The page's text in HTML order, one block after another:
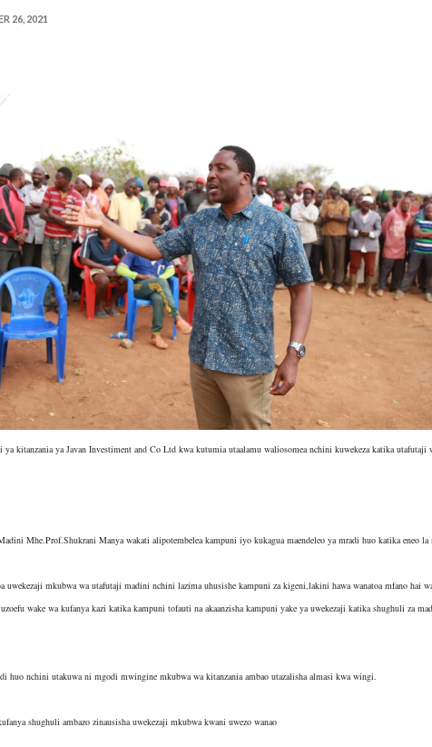
Maisha Yangu Yalikuwa Kwenye Giza Nikiwa Sijui Mwelekeo Wala
APOKELEWA MAKAO MAKUU YA CCM DODOMA
Umaskini Na Madeni Yalitishia Kuangamiza Heshima Na Maisha Ya
-Aug 06 2026
Mtoto Kwa Zaidi Ya Miaka Saba Bila Mafanikio, Mpaka Tiba
-Aug 06 2026
AWATAKA WAKUU WA VYUO KUZALISHA WALIMU WENYE
Aug 06 2026
26, 2021
kitanzania ya Javan Investiment and Co Ltd kwa kutumia utaalamu waliosomea nchini kuwekeza katika utafutaji
Mhe.Prof.Shukrani Manya wakati alipotembelea kampuni iyo kukagua maendeleo ya mradi huo katika eneo la
uwekezaji mkubwa wa utafutaji madini nchini lazima uhusishe kampuni za kigeni,lakini hawa wanatoa mfano hai
uzoefu wake wa kufanya kazi katika kampuni tofauti na akaanzisha kampuni yake ya uwekezaji katika shughuli za
huo nchini utakuwa ni mgodi mwingine mkubwa wa kitanzania ambao utazalisha almasi kwa wingi.
shughuli ambazo zinausisha uwekezaji mkubwa kwani uwezo wanao